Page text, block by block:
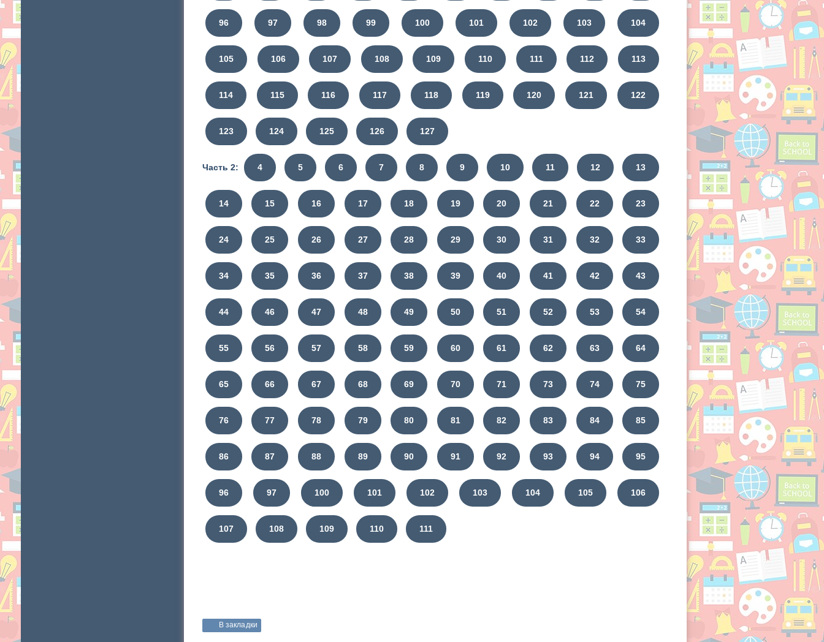
96 97 98 99 100 101 102 103 104
105 106 107 108 109 110 111 112 113
114 115 116 117 118 119 120 121 122
123 124 125 126 127
Часть 2: 4 5 6 7 8 9 10 11 12 13
14 15 16 17 18 19 20 21 22 23
24 25 26 27 28 29 30 31 32 33
34 35 36 37 38 39 40 41 42 43
44 46 47 48 49 50 51 52 53 54
55 56 57 58 59 60 61 62 63 64
65 66 67 68 69 70 71 73 74 75
76 77 78 79 80 81 82 83 84 85
86 87 88 89 90 91 92 93 94 95
96 97 100 101 102 103 104 105 106
107 108 109 110 111
В закладки